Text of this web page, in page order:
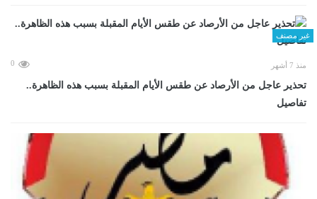
غير مصنف
منذ 7 أشهر 0
تحذير عاجل من الأرصاد عن طقس الأيام المقبلة بسبب هذه الظاهرة..
تفاصيل